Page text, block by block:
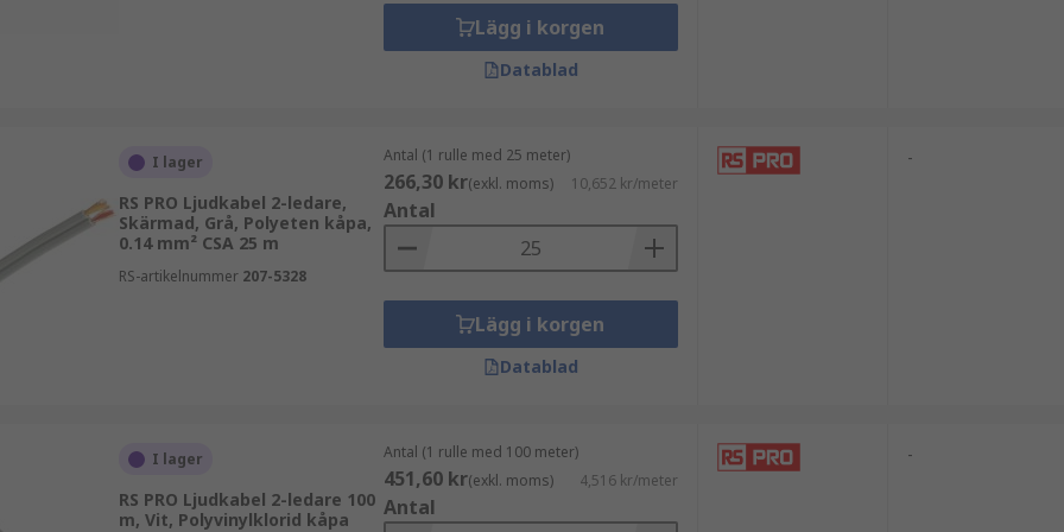
eget varumärke. RS PRO kombinerar kvalitet, tillförlitlighet och prisvärde och är ett pålitligt val
Lägg i korgen
Datablad
I lager
RS PRO Ljudkabel 2-ledare,
Skärmad, Grå, Polyeten kåpa,
0.14 mm² CSA 25 m
RS-artikelnummer 207-5328
Antal (1 rulle med 25 meter)
266,30 kr(exkl. moms) 10,652 kr/meter
Antal
Lägg i korgen
Datablad
-
I lager
RS PRO Ljudkabel 2-ledare 100
m, Vit, Polyvinylklorid kåpa
Antal (1 rulle med 100 meter)
451,60 kr(exkl. moms) 4,516 kr/meter
Antal
-